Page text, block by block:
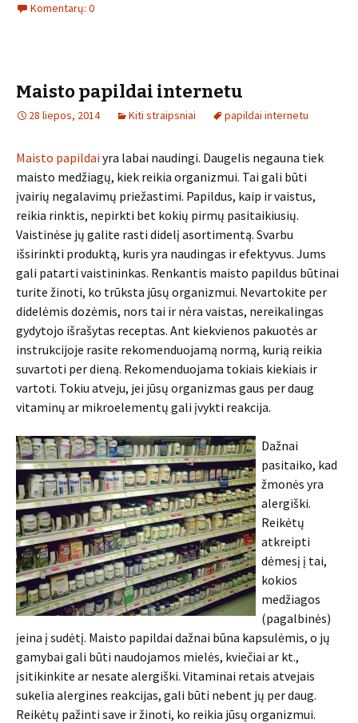
Komentarų: 0
Maisto papildai internetu
28 liepos, 2014 Kiti straipsniai papildai internetu
Maisto papildaiyra labai naudingi. Daugelis negauna tiek
maisto medžiagų, kiek reikia organizmui. Tai gali būti
įvairių negalavimų priežastimi. Papildus, kaip ir vaistus,
reikia rinktis, nepirkti bet kokių pirmų pasitaikiusių.
Vaistinėse jų galite rasti didelį asortimentą. Svarbu
išsirinkti produktą, kuris yra naudingas ir efektyvus. Jums
gali patarti vaistininkas. Renkantis maisto papildus būtinai
turite žinoti, ko trūksta jūsų organizmui. Nevartokite per
didelėmis dozėmis, nors tai ir nėra vaistas, nereikalingas
gydytojo išrašytas receptas. Ant kiekvienos pakuotės ar
instrukcijoje rasite rekomenduojamą normą, kurią reikia
suvartoti per dieną. Rekomenduojama tokiais kiekiais ir
vartoti. Tokiu atveju, jei jūsų organizmas gaus per daug
vitaminų ar mikroelementų gali įvykti reakcija.
Dažnai
pasitaiko, kad
žmonės yra
alergiški.
Reikėtų
atkreipti
dėmesį į tai,
kokios
medžiagos
(pagalbinės)
įeina į sudėtį. Maisto papildai dažnai būna kapsulėmis, o jų
gamybai gali būti naudojamos mielės, kviečiai ar kt.,
įsitikinkite ar nesate alergiški. Vitaminai retais atvejais
sukelia alergines reakcijas, gali būti nebent jų per daug.
Reikėtų pažinti save ir žinoti, ko reikia jūsų organizmui.